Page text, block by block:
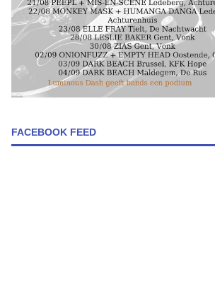
FACEBOOK FEED